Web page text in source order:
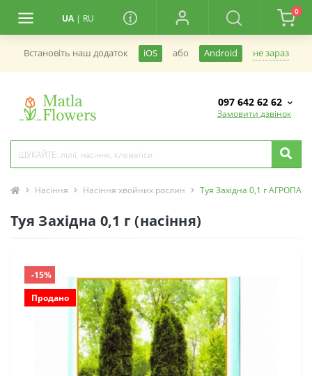
UA | RU
0
Встановiть наш додаток iOS або Android не зараз
097 642 62 62
Замовити дзвінок
Насіння Насіння хвойних рослин Туя Західна 0,1 г АГРОПАК
Туя Західна 0,1 г (насіння)
-15%
Продано